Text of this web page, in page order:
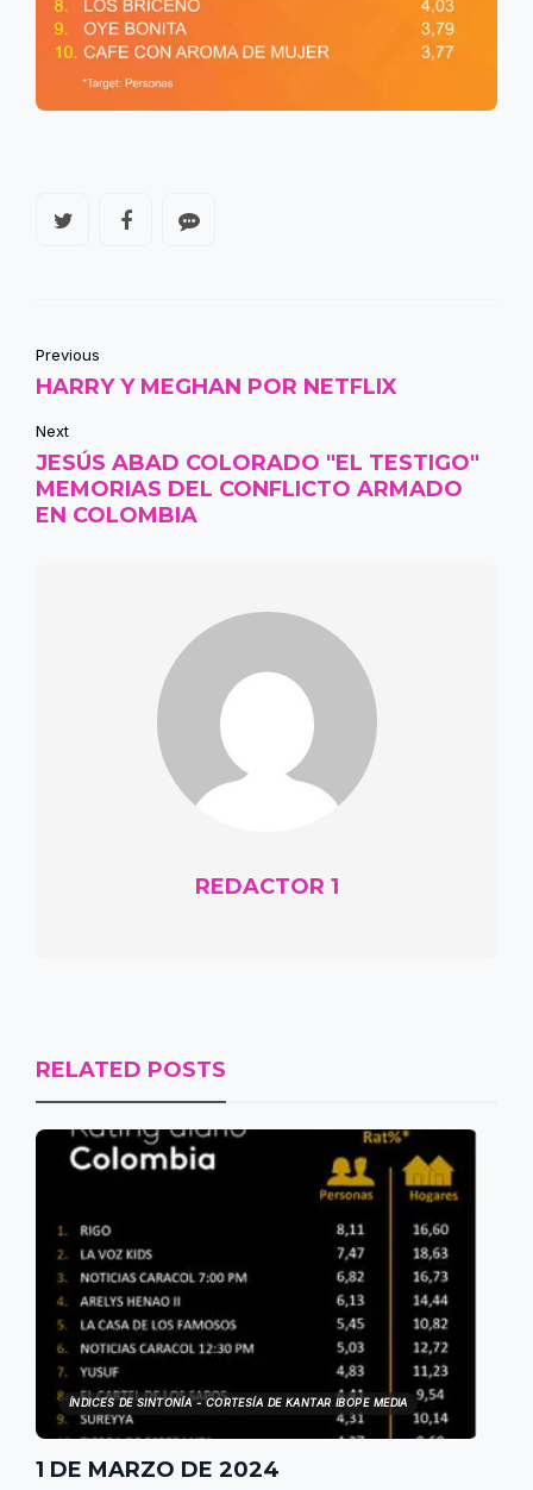
Previous
HARRY Y MEGHAN POR NETFLIX
Next
JESÚS ABAD COLORADO "EL TESTIGO"
MEMORIAS DEL CONFLICTO ARMADO
EN COLOMBIA
REDACTOR 1
RELATED POSTS
ÍNDICES DE SINTONÍA - CORTESÍA DE KANTAR IBOPE MEDIA
1 DE MARZO DE 2024